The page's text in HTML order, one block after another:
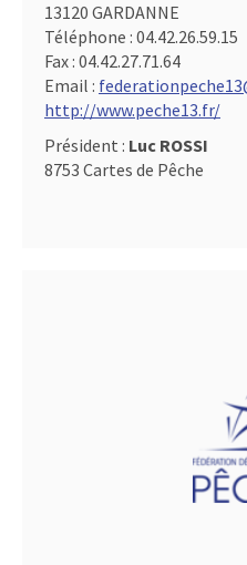
13120 GARDANNE
Téléphone : 04.42.26.59.15
Fax : 04.42.27.71.64
Email :
http://www.peche13.fr/
Président : Luc ROSSI
8753 Cartes de Pêche